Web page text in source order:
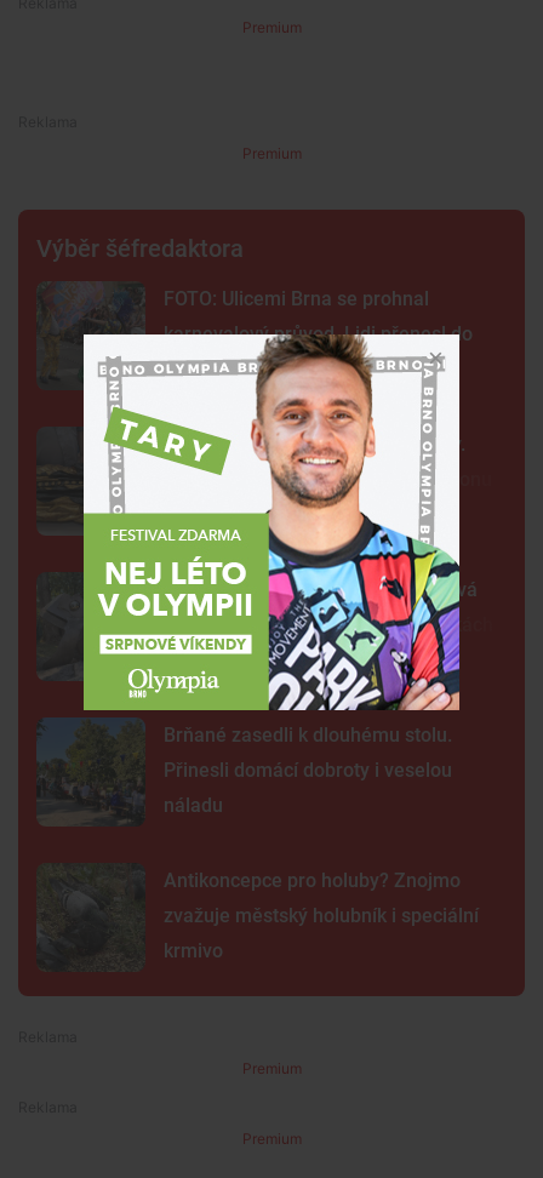
Premium
Premium
Výběr šéfredaktora
FOTO: Ulicemi Brna se prohnal
karnevalový průvod. Lidi přenesl do
exotické Brazílie
Neobvyklá pacientka u svaté Anny.
Lékaři vyšetřili 700 let starou madonu
Žába sedí na prameni a bublá. Nová
fontána oživila parčík v Žabovřeskách
Brňané zasedli k dlouhému stolu.
Přinesli domácí dobroty i veselou
náladu
Antikoncepce pro holuby? Znojmo
zvažuje městský holubník i speciální
krmivo
Premium
Premium